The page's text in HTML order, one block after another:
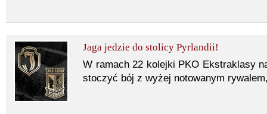
Jaga jedzie do stolicy Pyrlandii!
W ramach 22 kolejki PKO Ekstraklasy
stoczyć bój z wyżej notowanym